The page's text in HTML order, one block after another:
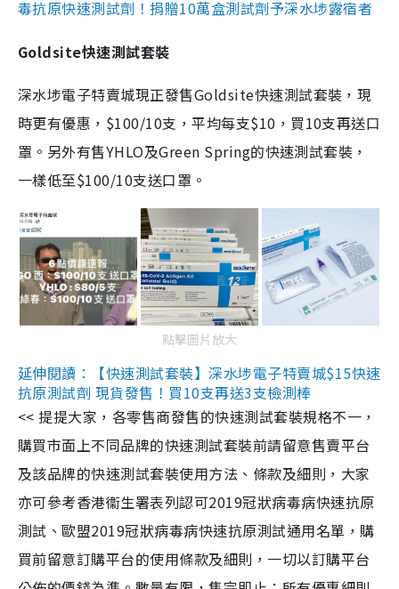
毒抗原快速測試劑！捐贈10萬盒測試劑予深水埗露宿者
Goldsite快速測試套裝
深水埗電子特賣城現正發售Goldsite快速測試套裝，現
時更有優惠，$100/10支，平均每支$10，買10支再送口
罩。另外有售YHLO及Green Spring的快速測試套裝，
一樣低至$100/10支送口罩。
點擊圖片放大
延伸閱讀：【快速測試套裝】深水埗電子特賣城$15快速
抗原測試劑 現貨發售！買10支再送3支檢測棒
<< 提提大家，各零售商發售的快速測試套裝規格不一，
購買市面上不同品牌的快速測試套裝前請留意售賣平台
及該品牌的快速測試套裝使用方法、條款及細則，大家
亦可參考香港衞生署表列認可2019冠狀病毒病快速抗原
測試、歐盟2019冠狀病毒病快速抗原測試通用名單，購
買前留意訂購平台的使用條款及細則，一切以訂購平台